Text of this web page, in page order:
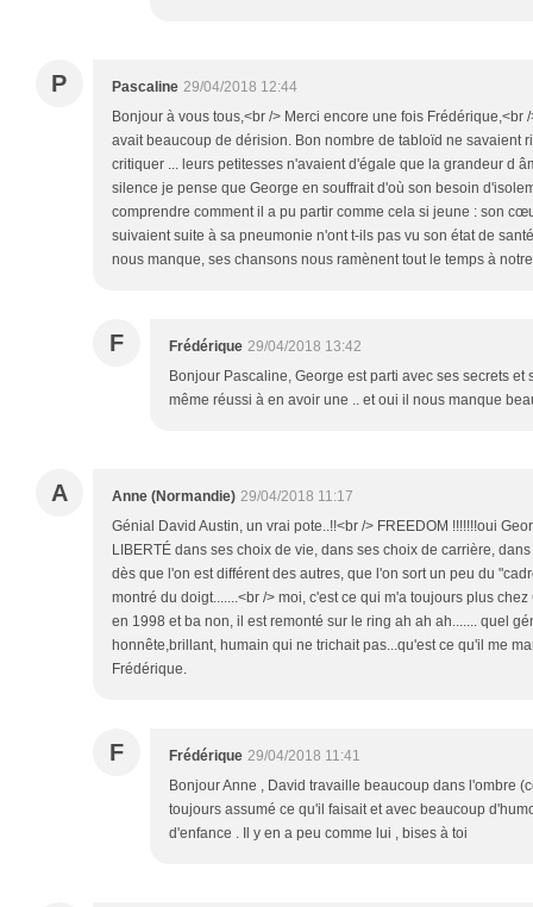
P Pascaline 29/04/2018 12:44
Bonjour à vous tous,<br /> Merci encore une fois Frédérique,<br
avait beaucoup de dérision. Bon nombre de tabloïd ne savaient
critiquer ... leurs petitesses n'avaient d'égale que la grandeur d
silence je pense que George en souffrait d'où son besoin
comprendre comment il a pu partir comme cela si jeune : son
suivaient suite à sa pneumonie n'ont t-ils pas vu son état de
nous manque, ses chansons nous ramènent tout le temps à
F Frédérique 29/04/2018 13:42
Bonjour Pascaline, George est parti avec ses secrets et
même réussi à en avoir une .. et oui il nous manque
A Anne (Normandie) 29/04/2018 11:17
Génial David Austin, un vrai pote..!!<br /> FREEDOM !!!!!!!oui
LIBERTÉ dans ses choix de vie, dans ses choix de carrière,
dès que l'on est différent des autres, que l'on sort un peu du
montré du doigt.......<br /> moi, c'est ce qui m'a toujours plus
en 1998 et ba non, il est remonté sur le ring ah ah ah....... quel
honnête,brillant, humain qui ne trichait pas...qu'est ce qu'il me
Frédérique.
F Frédérique 29/04/2018 11:41
Bonjour Anne , David travaille beaucoup dans l'ombre
toujours assumé ce qu'il faisait et avec beaucoup
d'enfance . Il y en a peu comme lui , bises à toi